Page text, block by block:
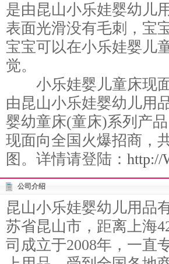
是由昆山小乐娃婴幼儿
表面光滑没有毛刺，宝
宝宝可以在小乐娃婴儿
觉。
小乐娃婴儿童床现面
由昆山小乐娃婴幼儿用
婴幼童床(童床)系列产
现面向全国火爆招商，
图。详情请登陆： http://
公司介绍
昆山小乐娃婴幼儿用品
苏省昆山市，距离上海
司成立于2008年，一直